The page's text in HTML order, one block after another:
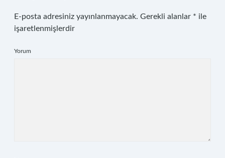
E-posta adresiniz yayınlanmayacak. Gerekli alanlar * ile
işaretlenmişlerdir
Yorum